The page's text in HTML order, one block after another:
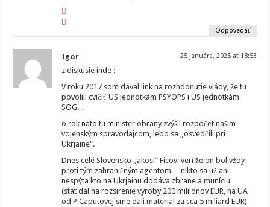
Odpovedať
Igor 25 januára, 2025 at 18:53
z diskusie inde :
V roku 2017 som dával link na rozhdonutie vlády, že tu
povolili cvičiť US jednotkám PSYOPS i US jednotkám
SOG…
o rok nato tu minister obrany zvýšil rozpočet našim
vojenským spravodajcom, lebo sa „osvedčili pri
Ukrjaine“.
Dnes celé Slovensko „akosi“ Ficovi verí že on bol vždy
proti tým zahraničným agentom… nikto sa už ani
nespýta kto na Ukrjainu dodáva zbrane a muníciu
(stat dal na rozsirenie vyroby 200 mililonov EUR, na UA
od PiCaputovej sme dali material za cca 5 miliard EUR)